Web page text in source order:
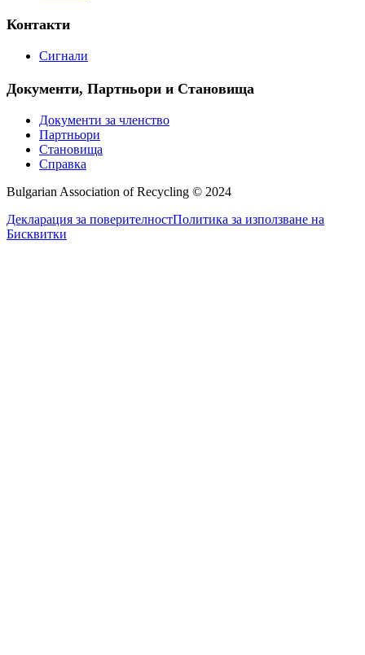
Контакти
Сигнали
Документи, Партньори и Становища
Документи за членство
Партньори
Становища
Справка
Bulgarian Association of Recycling © 2024
Декларация за поверителностПолитика за използване на
Бисквитки